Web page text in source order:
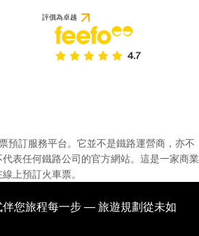
評價為卓越
預訂服務平台。它並不是鐵路運營商，亦不
表任何鐵路公司的官方網站。這是一家商業
上預訂火車票。
您旅程每一步 — 旅遊規劃從未如